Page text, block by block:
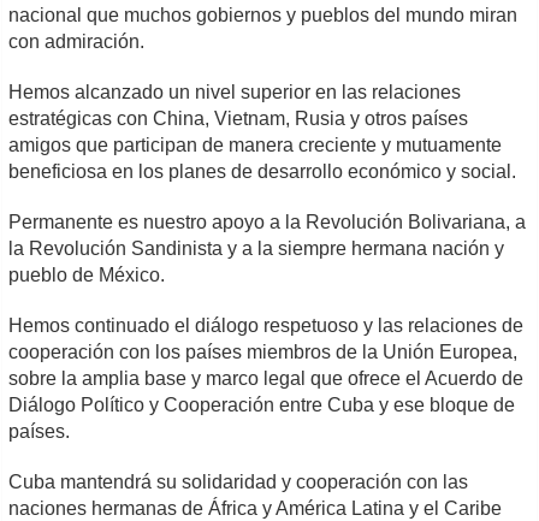
nacional que muchos gobiernos y pueblos del mundo miran
con admiración.
Hemos alcanzado un nivel superior en las relaciones
estratégicas con China, Vietnam, Rusia y otros países
amigos que participan de manera creciente y mutuamente
beneficiosa en los planes de desarrollo económico y social.
Permanente es nuestro apoyo a la Revolución Bolivariana, a
la Revolución Sandinista y a la siempre hermana nación y
pueblo de México.
Hemos continuado el diálogo respetuoso y las relaciones de
cooperación con los países miembros de la Unión Europea,
sobre la amplia base y marco legal que ofrece el Acuerdo de
Diálogo Político y Cooperación entre Cuba y ese bloque de
países.
Cuba mantendrá su solidaridad y cooperación con las
naciones hermanas de África y América Latina y el Caribe